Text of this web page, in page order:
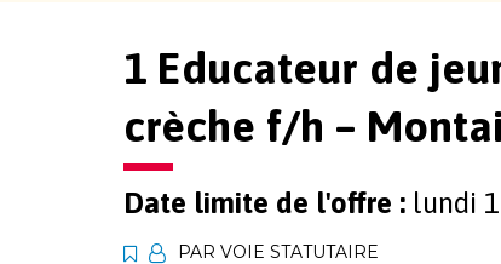
1 Educateur de
crèche f/h –
Date limite de l'offre : lundi
PAR VOIE STATUTAIRE